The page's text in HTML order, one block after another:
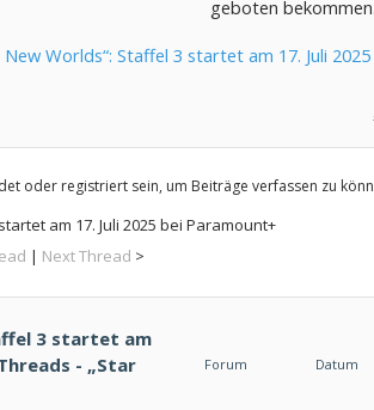
geboten bekommen.
Worlds“: Staffel 3 startet am 17. Juli 2025
oder registriert sein, um Beiträge verfassen zu
am 17. Juli 2025 bei Paramount+
| Next Thread >
3 startet am
- „Star
Forum Datum